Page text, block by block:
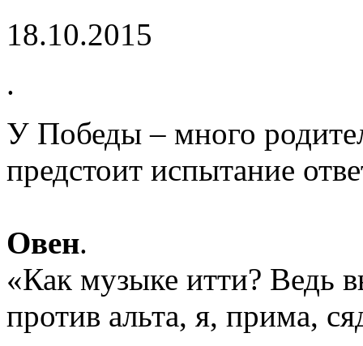
18.10.2015
.
У Победы – много
предстоит испытание
Овен.
«Как музыке итти? Ведь
против альта, я, прима,